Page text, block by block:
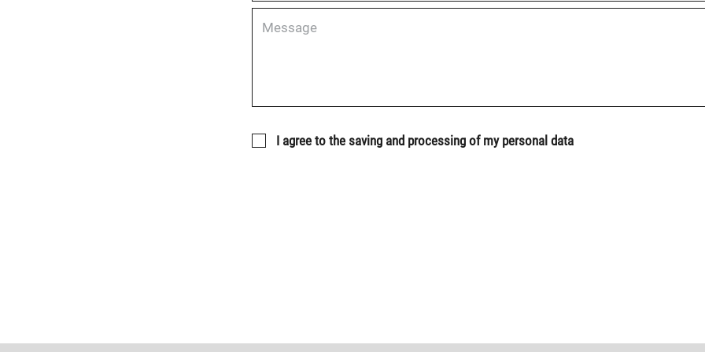
I agree to the saving and processing of my personal data